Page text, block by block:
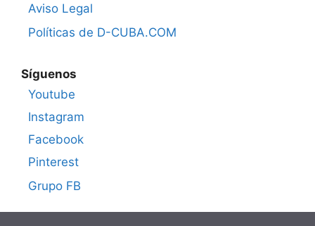
Aviso Legal
Políticas de D-CUBA.COM
Síguenos
Youtube
Instagram
Facebook
Pinterest
Grupo FB